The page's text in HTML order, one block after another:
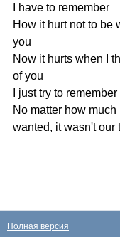
have to remember
How it hurt not to be
you
Now it hurts when
of you
just try to remember
No matter how much
wanted, it wasn't our
Полная версия